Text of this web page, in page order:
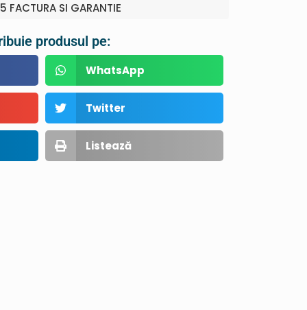
FACTURA SI GARANTIE
produsul pe:
WhatsApp
Twitter
Listează